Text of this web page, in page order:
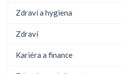
Zdraví a hygiena
Zdraví
Kariéra a finance